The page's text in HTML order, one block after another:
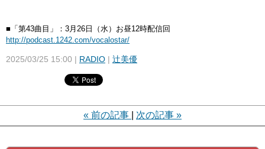
■「第43曲目」：3月26日（水）お昼12時配信回
http://podcast.1242.com/vocalostar/
2025/03/25 15:00 RADIO 辻美優
« 前の記事 次の記事 »